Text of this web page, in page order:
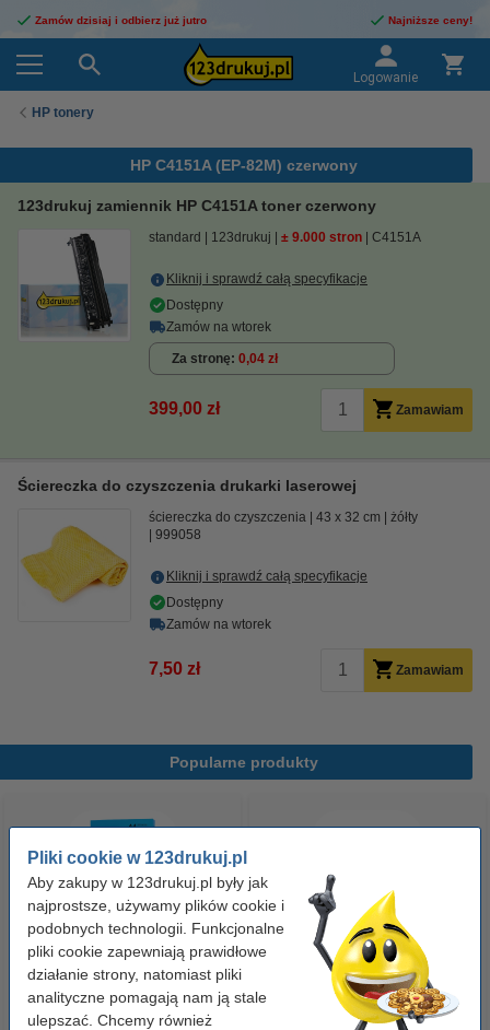
Pliki cookie w 123drukuj.pl
Aby zakupy w 123drukuj.pl były jak
najprostsze, używamy plików cookie i
podobnych technologii. Funkcjonalne
pliki cookie zapewniają prawidłowe
działanie strony, natomiast pliki
analityczne pomagają nam ją stale
ulepszać. Chcemy również
Zamów dzisiaj i odbierz już jutro Najniższe ceny!
Logowanie
HP tonery
HP C4151A (EP-82M) czerwony
123drukuj zamiennik HP C4151A toner czerwony
standard 123drukuj ± 9.000 stron C4151A
Kliknij i sprawdź całą specyfikacje
Dostępny
Zamów na wtorek
Za stronę 0,04 zł
399,00 zł Zamawiam
Ściereczka do czyszczenia drukarki laserowej
ściereczka do czyszczenia 43 x 32 cm
żółty
999058
Kliknij i sprawdź całą specyfikacje
Dostępny
Zamów na wtorek
7,50 zł Zamawiam
Popularne produkty
Papier ksero A4 80 g/m2 (500
szt.), 123drukuj
Papier ksero A4 80 g/m2 (2500
szt.), 123drukuj (5 ryz)